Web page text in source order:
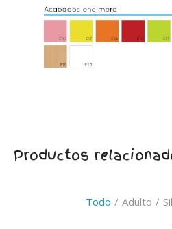
Productos
Todo / Adulto /